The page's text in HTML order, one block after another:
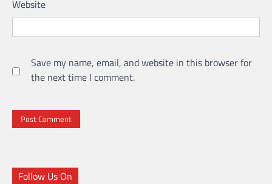
Website
Save my name, email, and website in this browser for
the next time I comment.
Follow Us On